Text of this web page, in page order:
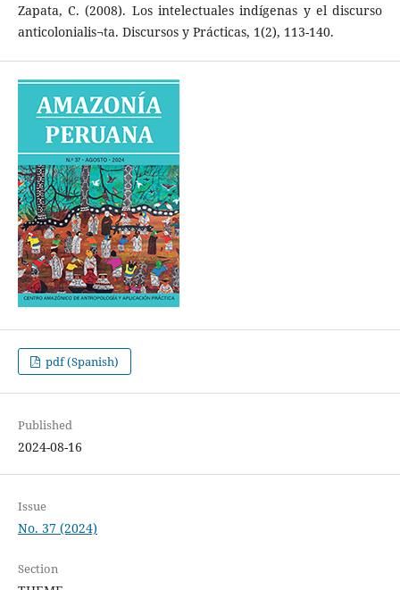
Zapata, C. (2008). Los intelectuales indígenas y el discurso
anticolonialis¬ta. Discursos y Prácticas, 1(2), 113-140.
pdf (Spanish)
Published
2024-08-16
Issue
No. 37 (2024)
Section